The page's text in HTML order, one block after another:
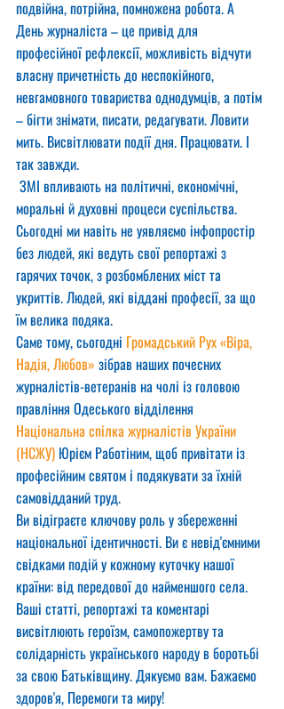
подвійна, потрійна, помножена робота. А
День журналіста – це привід для
професійної рефлексії, можливість відчути
власну причетність до неспокійного,
невгамовного товариства однодумців, а потім
– бігти знімати, писати, редагувати. Ловити
мить. Висвітлювати події дня. Працювати. І
так завжди.
ЗМІ впливають на політичні, економічні,
моральні й духовні процеси суспільства.
Сьогодні ми навіть не уявляємо інфопростір
без людей, які ведуть свої репортажі з
гарячих точок, з розбомблених міст та
укриттів. Людей, які віддані професії, за що
їм велика подяка.
Саме тому, сьогодні Громадський Рух «Віра,
Надія, Любов» зібрав наших почесних
журналістів-ветеранів на чолі із головою
правління Одеського відділення
Національна спілка журналістів України
(НСЖУ) Юрієм Работіним, щоб привітати із
професійним святом і подякувати за їхній
самовідданий труд.
Ви відіграєте ключову роль у збереженні
національної ідентичності. Ви є невід'ємними
свідками подій у кожному куточку нашої
країни: від передової до найменшого села.
Ваші статті, репортажі та коментарі
висвітлюють героїзм, самопожертву та
солідарність українського народу в боротьбі
за свою Батьківщину. Дякуємо вам. Бажаємо
здоров'я, Перемоги та миру!